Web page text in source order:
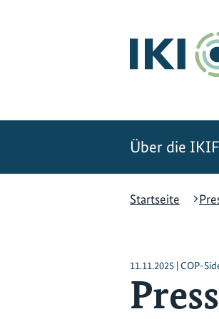
Über die IKI
Startseite
11.11.2025 | COP-